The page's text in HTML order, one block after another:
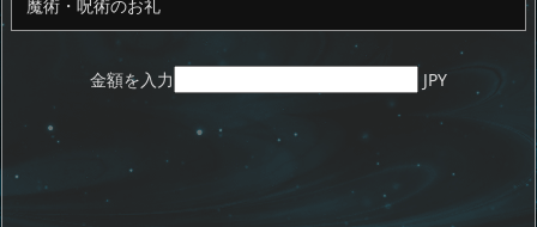
金額を入力 JPY